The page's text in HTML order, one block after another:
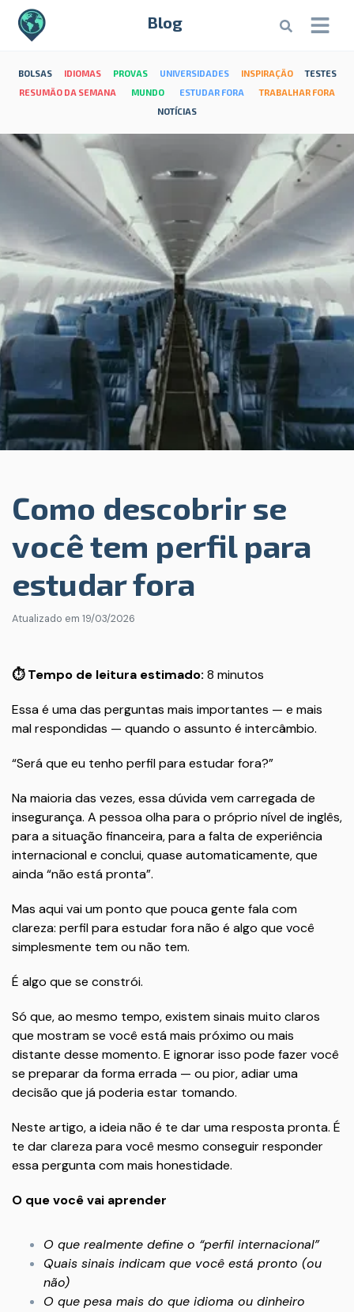
Blog
BOLSAS IDIOMAS PROVAS UNIVERSIDADES INSPIRAÇÃO
TESTES
RESUMÃO DA SEMANA
MUNDO ESTUDAR FORA
TRABALHAR FORA
NOTÍCIAS
Como descobrir se
você tem perfil para
estudar fora
Atualizado em 19/03/2026
⏱️ Tempo de leitura estimado: 8 minutos
Essa é uma das perguntas mais importantes — e mais
mal respondidas — quando o assunto é intercâmbio.
“Será que eu tenho perfil para estudar fora?”
Na maioria das vezes, essa dúvida vem carregada de
insegurança. A pessoa olha para o próprio nível de inglês,
para a situação financeira, para a falta de experiência
internacional e conclui, quase automaticamente, que
ainda “não está pronta”.
Mas aqui vai um ponto que pouca gente fala com
clareza: perfil para estudar fora não é algo que você
simplesmente tem ou não tem.
É algo que se constrói.
Só que, ao mesmo tempo, existem sinais muito claros
que mostram se você está mais próximo ou mais
distante desse momento. E ignorar isso pode fazer você
se preparar da forma errada — ou pior, adiar uma
decisão que já poderia estar tomando.
Neste artigo, a ideia não é te dar uma resposta pronta. É
te dar clareza para você mesmo conseguir responder
essa pergunta com mais honestidade.
O que você vai aprender
O que realmente define o “perfil internacional”
Quais sinais indicam que você está pronto (ou
não)
O que pesa mais do que idioma ou dinheiro